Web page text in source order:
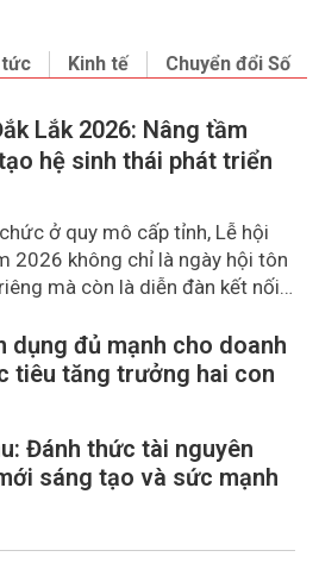
Kinh tế Chuyển đổi Số
Lắk 2026: Nâng tầm
hệ sinh thái phát triển
ở quy mô cấp tỉnh, Lễ hội
2026 không chỉ là ngày hội tôn
mà còn là diễn đàn kết nối
"Sầu riêng Đắk Lắk - Kết nối
động của lễ hội được kỳ vọng
thương hiệu, mở rộng thị
vững.
dụng đủ mạnh cho doanh
tiêu tăng trưởng hai con
Đánh thức tài nguyên
sáng tạo và sức mạnh